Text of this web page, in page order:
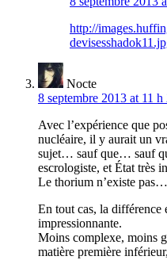
http://
Nocte
8 septembre 2013 at 11
Avec l’expérience que
nucléaire, il y aurait un
sujet… sauf que… sauf
escrologiste, et État très
Le thorium n’existe pas…
En tout cas, la différence
impressionnante.
Moins complexe, moins
matière première